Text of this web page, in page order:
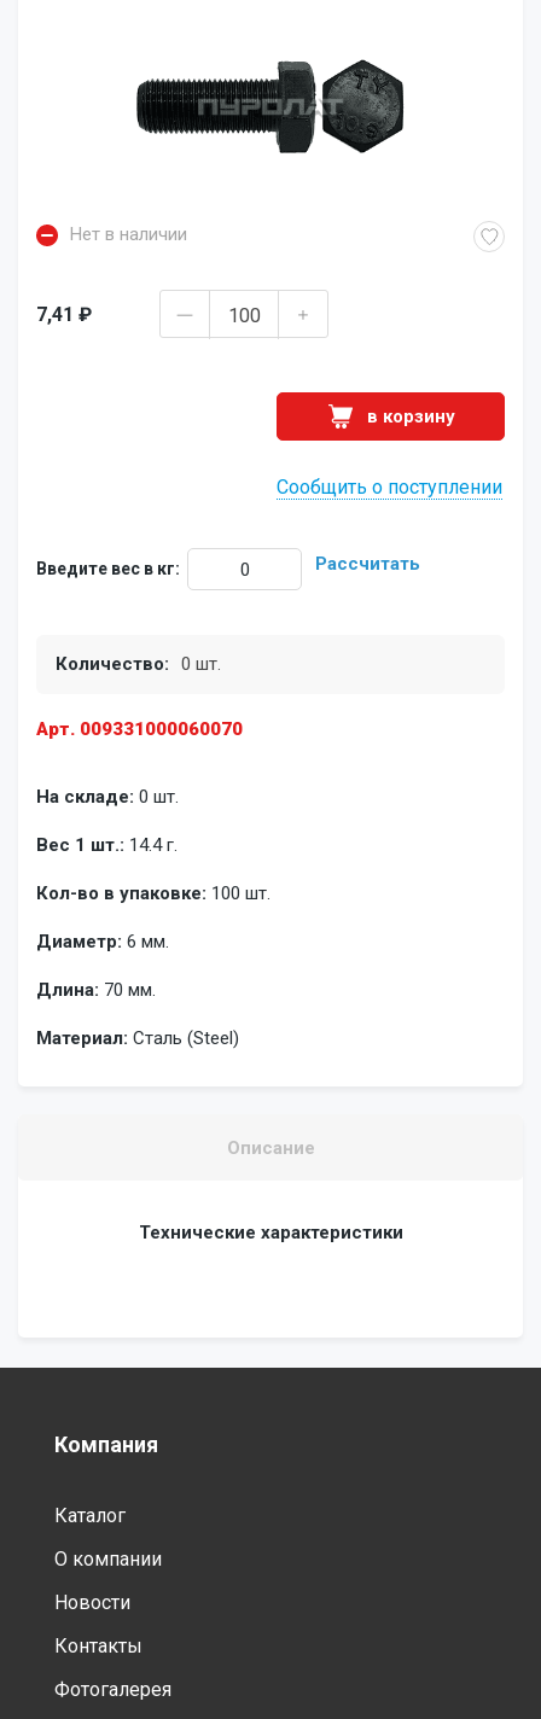
Арт. 009331000060070
Нет в наличии
На складе: 0 шт.
Вес 1 шт.: 14.4 г.
Кол-во в упаковке: 100 шт.
Диаметр: 6 мм.
Длина: 70 мм.
Материал: Сталь (Steel)
7,41 ₽
в корзину
Сообщить о поступлении
Введите вес в кг: Рассчитать
Количество: 0 шт.
Описание
Технические характеристики
Компания
Каталог
О компании
Новости
Контакты
Фотогалерея